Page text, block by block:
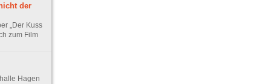
der
„Der Kuss
zum Film
Hagen